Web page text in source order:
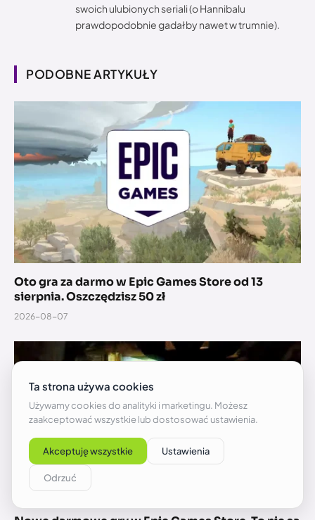
swoich ulubionych seriali (o Hannibalu
prawdopodobnie gadałby nawet w trumnie).
PODOBNE ARTYKUŁY
Oto gra za darmo w Epic Games Store od 13
sierpnia. Oszczędzisz 50 zł
2026-08-07